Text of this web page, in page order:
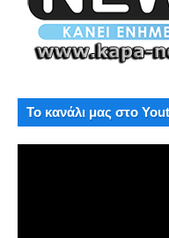
Το κανάλι μας στο